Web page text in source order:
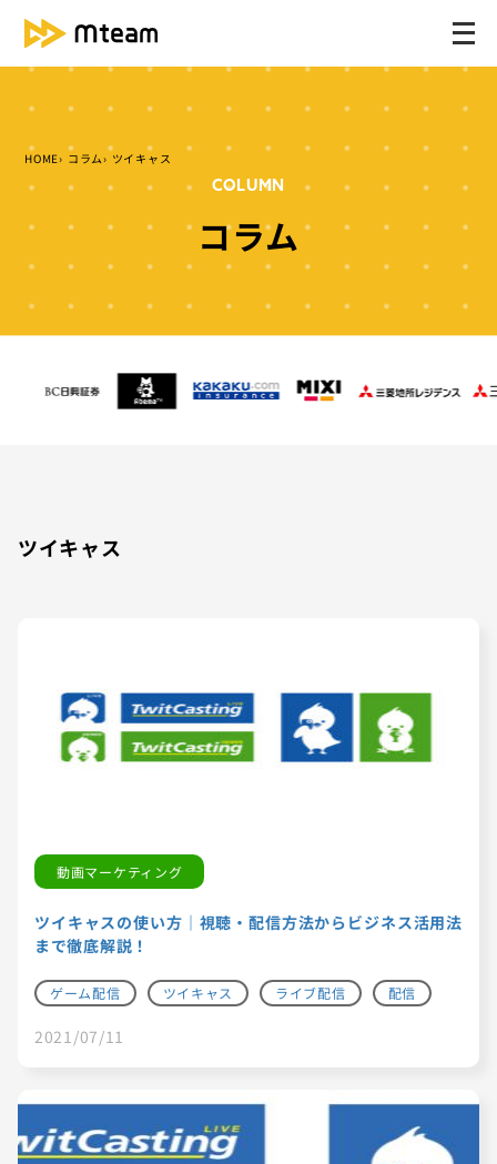
メ
HOME コラム ツイキャス
COLUMN
コラム
ツイキャス
動画マーケティング
ツイキャスの使い方｜視聴・配信方法からビジネス活用法
まで徹底解説！
ゲーム配信 ツイキャス ライブ配信 配信
2021/07/11